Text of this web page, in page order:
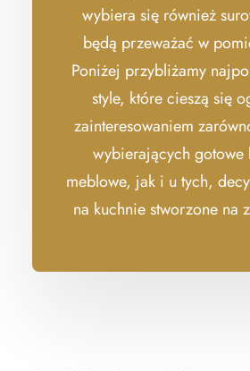
wybiera się również
będą przeważać w
Poniżej przybliżamy
style, które cieszą się
zainteresowaniem
wybierających gotowe
meblowe, jak i u tych,
na kuchnie stworzone na